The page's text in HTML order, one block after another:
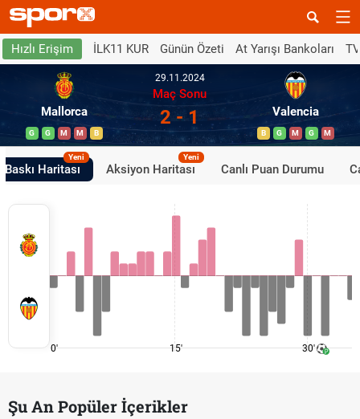
Hızlı Erişim İLK11 KUR Günün Özeti At Yarışı Bankoları
Mallorca
G G M M B
29.11.2024
Maç Sonu
2 - 1 Valencia
B G M G M
Baskı Haritası
Yeni
Aksiyon Haritası
Yeni
Canlı Puan Durumu
0' 15' 30'
Şu An Popüler İçerikler